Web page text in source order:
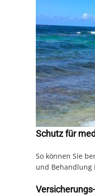
Schutz für
So können Sie
und Behandlung